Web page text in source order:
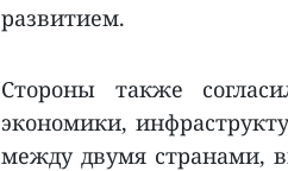
развитием.
Стороны также
экономики,
между двумя странами,